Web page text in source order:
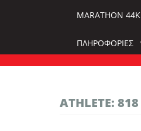
MARATHON 44K
ΠΛΗΡΟΦΟΡΊΕΣ
ATHLETE: 818